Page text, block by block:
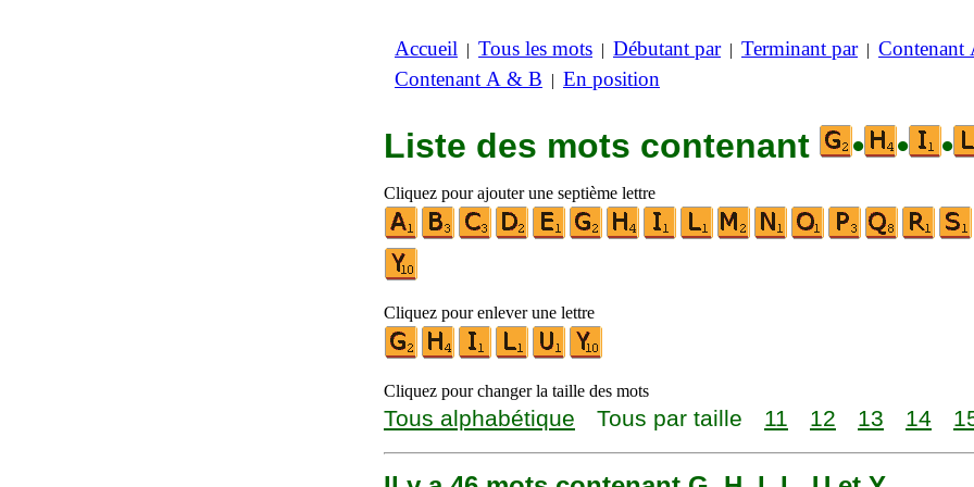
Accueil | Tous les mots | Débutant par| Terminant par| Contenant
Contenant A & B | En position
Liste des mots contenant • • •
Cliquez pour ajouter une septième lettre
Cliquez pour enlever une lettre
Cliquez pour changer la taille des mots
Tous alphabétique Tous par taille 11 12 13 14